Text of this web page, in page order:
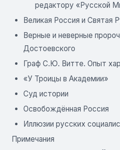
редактору «Русской
Великая Россия и Святая
Верные и неверные
Достоевского
Граф С.Ю. Витте. Опыт
«У Троицы в Академии»
Суд истории
Освобождённая Россия
Иллюзии русских
Примечания